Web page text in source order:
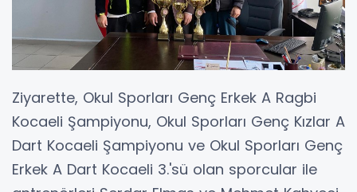
Ziyarette, Okul Sporları Genç Erkek A Ragbi
Kocaeli Şampiyonu, Okul Sporları Genç Kızlar A
Dart Kocaeli Şampiyonu ve Okul Sporları Genç
Erkek A Dart Kocaeli 3.'sü olan sporcular ile